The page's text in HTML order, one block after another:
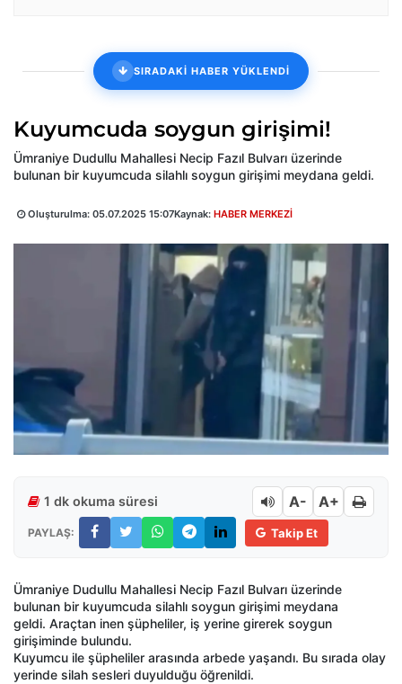
SIRADAKİ HABER YÜKLENDİ
Kuyumcuda soygun girişimi!
Ümraniye Dudullu Mahallesi Necip Fazıl Bulvarı üzerinde
bulunan bir kuyumcuda silahlı soygun girişimi meydana geldi.
Oluşturulma: 05.07.2025 15:07Kaynak: HABER MERKEZİ
1 dk okuma süresi A- A+
PAYLAŞ: Takip Et
Ümraniye Dudullu Mahallesi Necip Fazıl Bulvarı üzerinde
bulunan bir kuyumcuda silahlı soygun girişimi meydana
geldi. Araçtan inen şüpheliler, iş yerine girerek soygun
girişiminde bulundu.
Kuyumcu ile şüpheliler arasında arbede yaşandı. Bu sırada olay
yerinde silah sesleri duyulduğu öğrenildi.